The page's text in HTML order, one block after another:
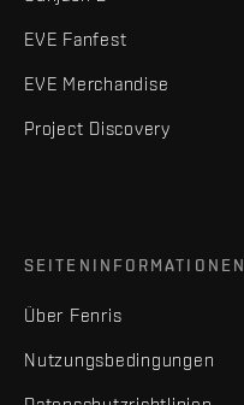
EVE Fanfest
EVE Merchandise
Project Discovery
SEITENINFORMATIONEN
Über Fenris
Nutzungsbedingungen